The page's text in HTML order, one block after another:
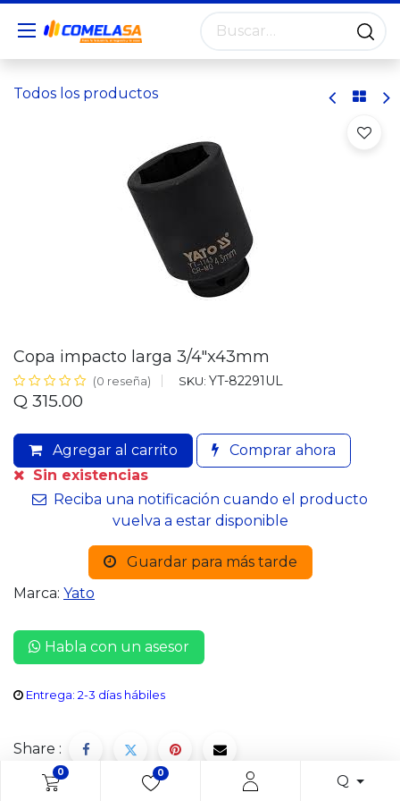
0 0 Q
Todos los productos
Copa impacto larga 3/4"x43mm
(0 reseña) SKU: YT-82291UL
Q 315.00
Agregar al carrito
Comprar ahora
Sin existencias
Reciba una notificación cuando el producto
vuelva a estar disponible
Guardar para más tarde
Marca: Yato
Habla con un asesor
Entrega: 2-3 días hábiles
Share :